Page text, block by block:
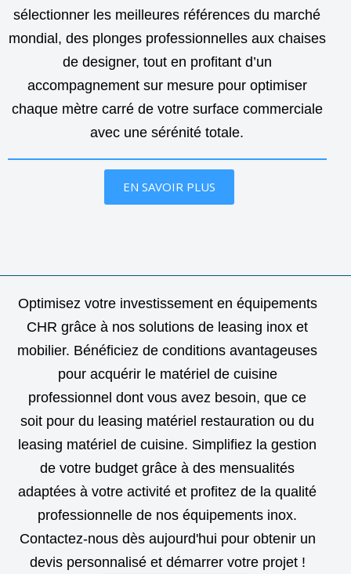
sélectionner les meilleures références du marché
mondial, des plonges professionnelles aux chaises
de designer, tout en profitant d’un
accompagnement sur mesure pour optimiser
chaque mètre carré de votre surface commerciale
avec une sérénité totale.
EN SAVOIR PLUS
Optimisez votre investissement en équipements
CHR grâce à nos solutions de leasing inox et
mobilier. Bénéficiez de conditions avantageuses
pour acquérir le matériel de cuisine
professionnel dont vous avez besoin, que ce
soit pour du leasing matériel restauration ou du
leasing matériel de cuisine. Simplifiez la gestion
de votre budget grâce à des mensualités
adaptées à votre activité et profitez de la qualité
professionnelle de nos équipements inox.
Contactez-nous dès aujourd'hui pour obtenir un
devis personnalisé et démarrer votre projet !